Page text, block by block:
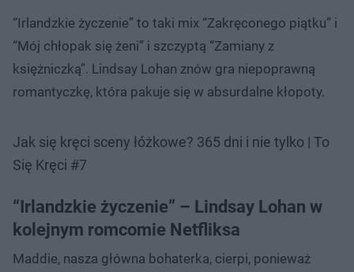
“Irlandzkie życzenie” to taki mix “Zakręconego piątku” i
“Mój chłopak się żeni” i szczyptą “Zamiany z
księżniczką”. Lindsay Lohan znów gra niepoprawną
romantyczkę, która pakuje się w absurdalne kłopoty.
Jak się kręci sceny łóżkowe? 365 dni i nie tylko | To
Się Kręci #7
“Irlandzkie życzenie” – Lindsay Lohan w
kolejnym romcomie Netfliksa
Maddie, nasza główna bohaterka, cierpi, ponieważ